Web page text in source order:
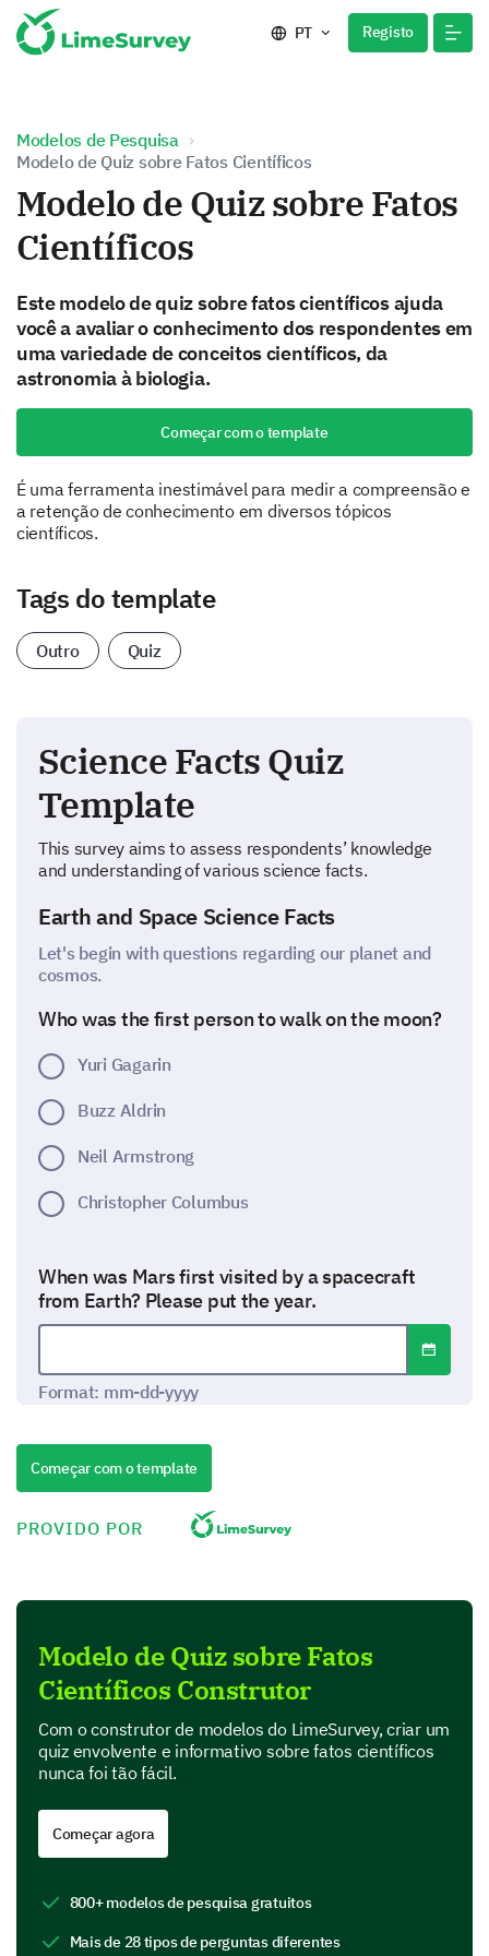
PT Registo
Modelos de Pesquisa
Modelo de Quiz sobre Fatos Científicos
Modelo de Quiz sobre Fatos
Científicos
Este modelo de quiz sobre fatos científicos ajuda
você a avaliar o conhecimento dos respondentes em
uma variedade de conceitos científicos, da
astronomia à biologia.
Começar com o template
É uma ferramenta inestimável para medir a compreensão e
a retenção de conhecimento em diversos tópicos
científicos.
Tags do template
Outro Quiz
Science Facts Quiz
Template
This survey aims to assess respondents’ knowledge
and understanding of various science facts.
Earth and Space Science Facts
Let's begin with questions regarding our planet and
cosmos.
Who was the first person to walk on the moon?
Yuri Gagarin
Buzz Aldrin
Neil Armstrong
Christopher Columbus
When was Mars first visited by a spacecraft
from Earth? Please put the year.
Date format: mm-dd-yyyy
Open
Format: mm-dd-yyyy
The Earth's core is primarily composed of
Life Science Facts
True or False: Humans share about 50% of their
DNA with bananas?
Which of the following are mammals? (Select
Começar com o template
PROVIDO POR
Modelo de Quiz sobre Fatos
Científicos Construtor
Com o construtor de modelos do LimeSurvey, criar um
quiz envolvente e informativo sobre fatos científicos
nunca foi tão fácil.
Começar agora
800+ modelos de pesquisa gratuitos
Mais de 28 tipos de perguntas diferentes